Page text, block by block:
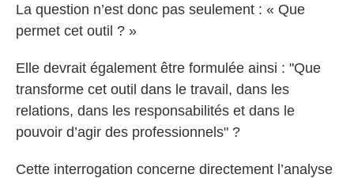
La question n’est donc pas seulement : « Que
permet cet outil ? »
Elle devrait également être formulée ainsi : "Que
transforme cet outil dans le travail, dans les
relations, dans les responsabilités et dans le
pouvoir d’agir des professionnels" ?
Cette interrogation concerne directement l’analyse